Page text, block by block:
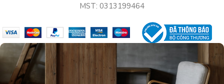
MST: 0313199464